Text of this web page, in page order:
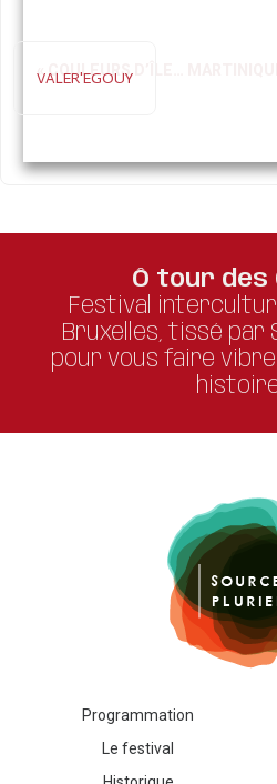
« COULEURS D’ÎLE…
VALER'EGOUY
Ô tour des
Festival
Bruxelles, tissé par
pour vous faire
Programmation
Le festival